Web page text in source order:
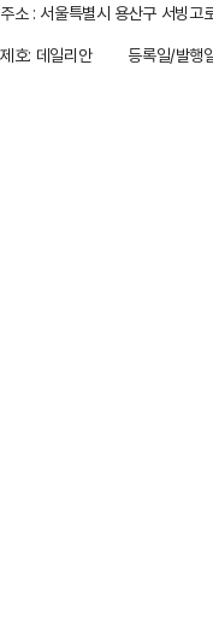
주소 : 서울특별시 용산구 서빙
제호: 데일리안
등록일/발